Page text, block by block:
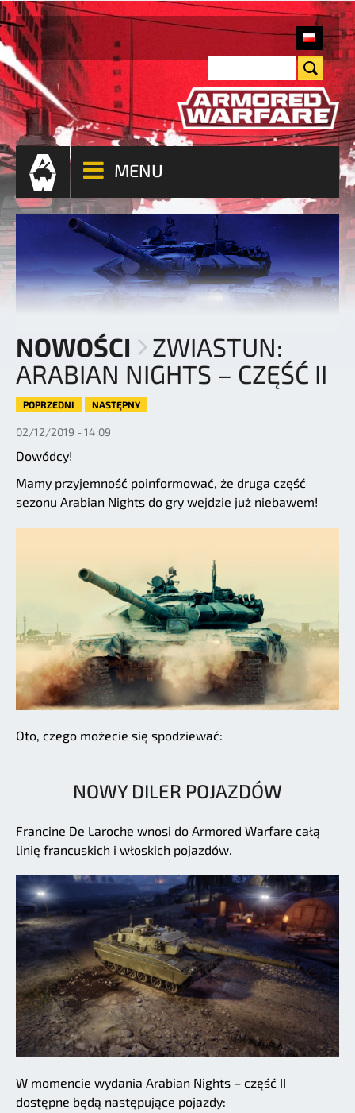
MENU
NOWOŚCI
ZWIASTUN:
ARABIAN NIGHTS – CZĘŚĆ II
POPRZEDNI NASTĘPNY
02/12/2019 - 14:09
Dowódcy!
Mamy przyjemność poinformować, że druga część
sezonu Arabian Nights do gry wejdzie już niebawem!
Oto, czego możecie się spodziewać:
NOWY DILER POJAZDÓW
Francine De Laroche wnosi do Armored Warfare całą
linię francuskich i włoskich pojazdów.
W momencie wydania Arabian Nights – część II
dostępne będą następujące pojazdy: